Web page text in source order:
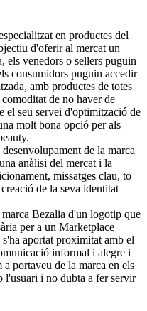
en productes del
d'oferir al mercat un
els venedors o sellers puguin
consumidors puguin accedir
amb productes de totes
de no haver de
el seu servei d'optimització de
molt bona opció per als
de la marca
anàlisi del mercat i la
missatges clau, to
de la seva identitat
Bezalia d'un logotip que
per a un Marketplace
aportat proximitat amb el
informal i alegre i
portaveu de la marca en els
l'usuari i no dubta a fer servir